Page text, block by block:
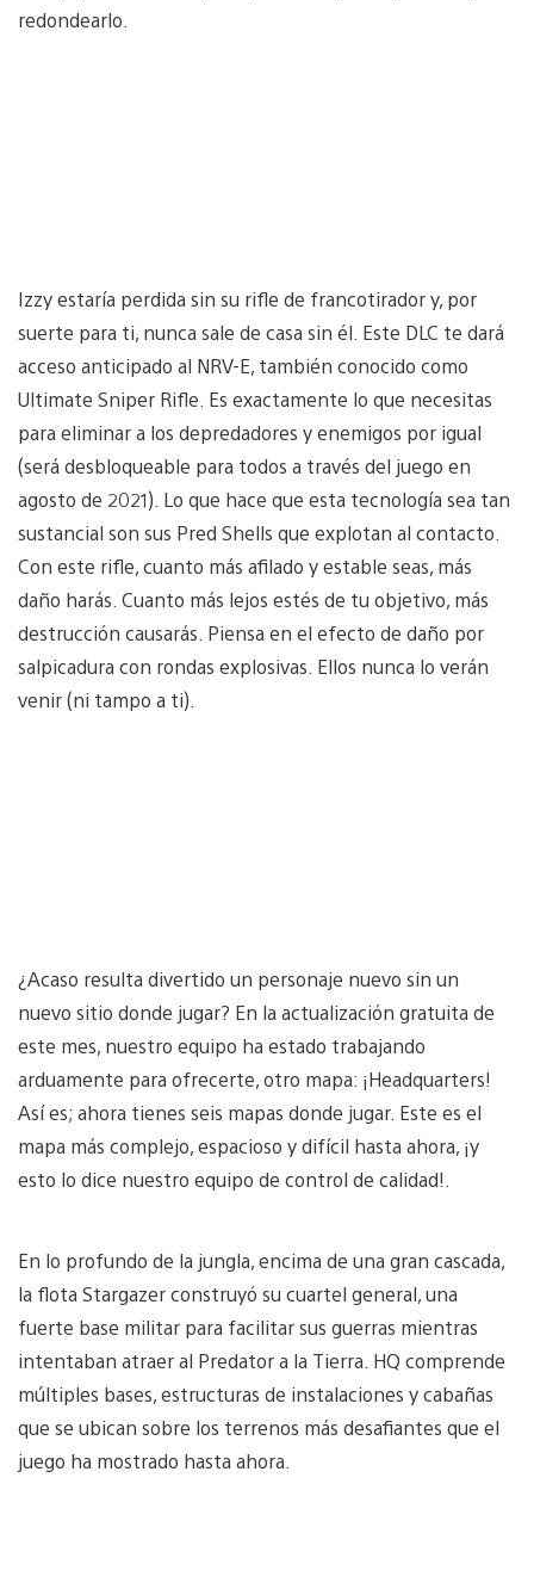
redondearlo.
Izzy estaría perdida sin su rifle de francotirador y, por
suerte para ti, nunca sale de casa sin él. Este DLC te dará
acceso anticipado al NRV-E, también conocido como
Ultimate Sniper Rifle. Es exactamente lo que necesitas
para eliminar a los depredadores y enemigos por igual
(será desbloqueable para todos a través del juego en
agosto de 2021). Lo que hace que esta tecnología sea tan
sustancial son sus Pred Shells que explotan al contacto.
Con este rifle, cuanto más afilado y estable seas, más
daño harás. Cuanto más lejos estés de tu objetivo, más
destrucción causarás. Piensa en el efecto de daño por
salpicadura con rondas explosivas. Ellos nunca lo verán
venir (ni tampo a ti).
¿Acaso resulta divertido un personaje nuevo sin un
nuevo sitio donde jugar? En la actualización gratuita de
este mes, nuestro equipo ha estado trabajando
arduamente para ofrecerte, otro mapa: ¡Headquarters!
Así es; ahora tienes seis mapas donde jugar. Este es el
mapa más complejo, espacioso y difícil hasta ahora, ¡y
esto lo dice nuestro equipo de control de calidad!.
En lo profundo de la jungla, encima de una gran cascada,
la flota Stargazer construyó su cuartel general, una
fuerte base militar para facilitar sus guerras mientras
intentaban atraer al Predator a la Tierra. HQ comprende
múltiples bases, estructuras de instalaciones y cabañas
que se ubican sobre los terrenos más desafiantes que el
juego ha mostrado hasta ahora.